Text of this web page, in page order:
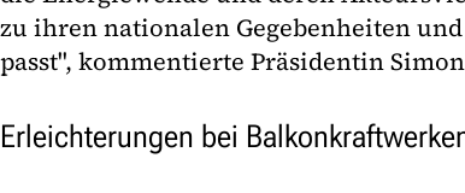
zu ihren nationalen Gegebenheiten
passt", kommentierte Präsidentin
Erleichterungen bei